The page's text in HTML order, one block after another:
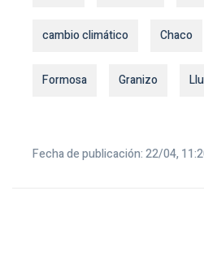
cambio climático Chaco
Formosa Granizo
Fecha de publicación: 22/04,